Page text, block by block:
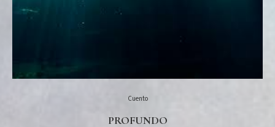
Cuento
PROFUNDO